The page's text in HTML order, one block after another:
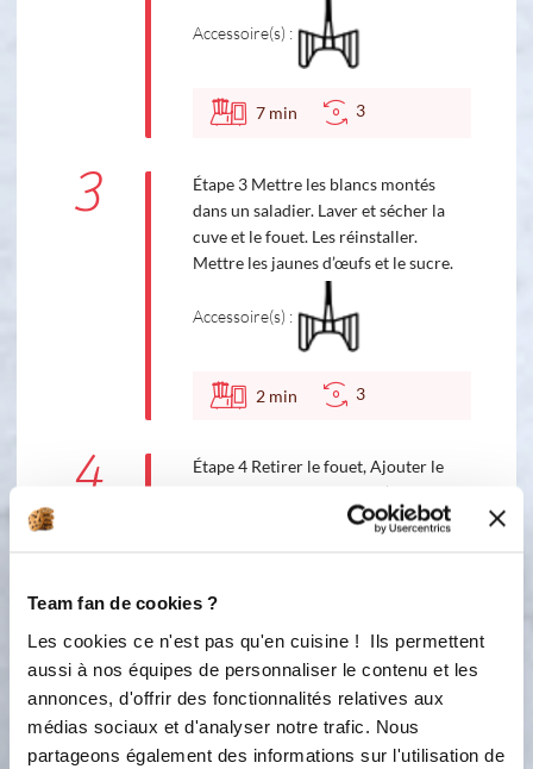
Team fan de cookies ?
Les cookies ce n'est pas qu'en cuisine ! Ils permettent
aussi à nos équipes de personnaliser le contenu et les
annonces, d'offrir des fonctionnalités relatives aux
médias sociaux et d'analyser notre trafic. Nous
partageons également des informations sur l'utilisation de
Accessoire(s) :
7 min 3
3
Étape 3 Mettre les blancs montés
dans un saladier. Laver et sécher la
cuve et le fouet. Les réinstaller.
Mettre les jaunes d’œufs et le sucre.
Accessoire(s) :
2 min 3
4
Étape 4 Retirer le fouet, Ajouter le
mascarpone en 3 fois par l’orifice du
5
Étape 5 Mettre le mélange dans un
saladier et y ajouter les blancs d’œufs
montés préalablement en neige.
Étape 6 Couper le pain d’épices en